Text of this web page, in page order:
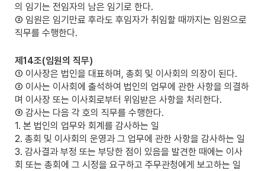
의 임기는 전임자의 남은 임기로 한다.
② 임원은 임기만료 후라도 후임자가 취임할 때까지는 임원으로
직무를 수행한다.
제14조(임원의 직무)
① 이사장은 법인을 대표하며, 총회 및 이사회의 의장이 된다.
② 이사는 이사회에 출석하여 법인의 업무에 관한 사항을 의결하
며 이사장 또는 이사회로부터 위임받은 사항을 처리한다.
③ 감사는 다음 각 호의 직무를 수행한다.
1. 본 법인의 업무와 회계를 감사하는 일
2. 총회 및 이사회의 운영과 그 업무에 관한 사항을 감사하는 일
3. 감사결과 부정 또는 부당한 점이 있음을 발견한 때에는 이사
회 또는 총회에 그 시정을 요구하고 주무관청에게 보고하는 일